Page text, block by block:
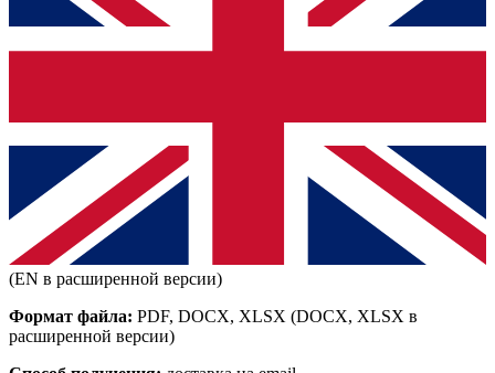
(EN в расширенной версии)
Формат файла: PDF, DOCX, XLSX (DOCX, XLSX в
расширенной версии)